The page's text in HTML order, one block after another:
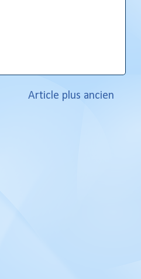
Article plus ancien